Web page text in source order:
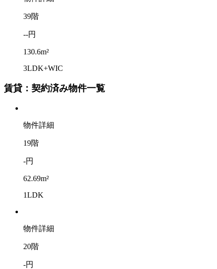
39階
--円
130.6m²
3LDK+WIC
賃貸：契約済み物件一覧
物件詳細
19階
-円
62.69m²
1LDK
物件詳細
20階
-円